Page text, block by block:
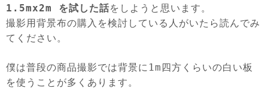
1.5mx2m を試した話をしようと思います。
撮影用背景布の購入を検討している人がいたら読んでみ
てください。
僕は普段の商品撮影では背景に1m四方くらいの白い板
を使うことが多くあります。